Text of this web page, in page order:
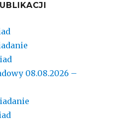
08.08.2026 –